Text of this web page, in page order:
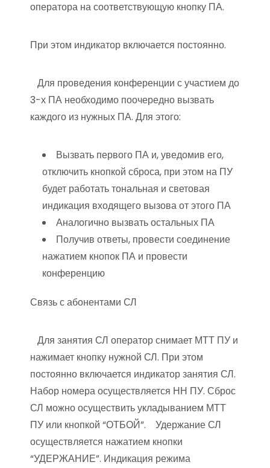
оператора на соответствующую кнопку ПА.
При этом индикатор включается постоянно.
Для проведения конференции с участием до
3-х ПА необходимо поочередно вызвать
каждого из нужных ПА. Для этого:
Вызвать первого ПА и, уведомив его,
отключить кнопкой сброса, при этом на ПУ
будет работать тональная и световая
индикация входящего вызова от этого ПА
Аналогично вызвать остальных ПА
Получив ответы, провести соединение
нажатием кнопок ПА и провести
конференцию
Связь с абонентами СЛ
Для занятия СЛ оператор снимает МТТ ПУ и
нажимает кнопку нужной СЛ. При этом
постоянно включается индикатор занятия СЛ.
Набор номера осуществляется НН ПУ. Сброс
СЛ можно осуществить укладыванием МТТ
ПУ или кнопкой “ОТБОЙ”. Удержание СЛ
осуществляется нажатием кнопки
“УДЕРЖАНИЕ”. Индикация режима